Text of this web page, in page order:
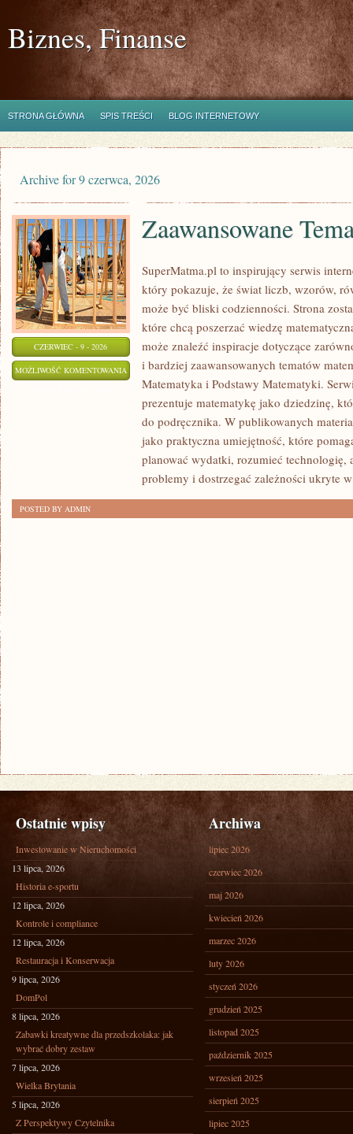
Biznes, Finanse
STRONA GŁÓWNA SPIS TREŚCI BLOG INTERNETOWY
Archive for 9 czerwca, 2026
CZERWIEC - 9 - 2026
MOŻLIWOŚĆ KOMENTOWANIA ZAAWANSOWANE
TEMATY
Zaawansowane
SuperMatma.pl to inspirujący serwis
który pokazuje, że świat liczb, wzorów,
może być bliski codzienności. Strona
które chcą poszerzać wiedzę
może znaleźć inspiracje dotyczące
i bardziej zaawansowanych tematów
Matematyka i Podstawy Matematyki.
prezentuje matematykę jako dziedzinę,
do podręcznika. W publikowanych
jako praktyczna umiejętność, które
planować wydatki, rozumieć technologię,
problemy i dostrzegać zależności ukryte w
POSTED BY ADMIN
Ostatnie wpisy
Inwestowanie w Nieruchomości
13 lipca, 2026
Historia e-sportu
12 lipca, 2026
Kontrole i compliance
12 lipca, 2026
Restauracja i Konserwacja
9 lipca, 2026
DomPol
8 lipca, 2026
Zabawki kreatywne dla przedszkolaka: jak
wybrać dobry zestaw
7 lipca, 2026
Wielka Brytania
5 lipca, 2026
Z Perspektywy Czytelnika
Archiwa
lipiec 2026
czerwiec 2026
maj 2026
kwiecień 2026
marzec 2026
luty 2026
styczeń 2026
grudzień 2025
listopad 2025
październik 2025
wrzesień 2025
sierpień 2025
lipiec 2025